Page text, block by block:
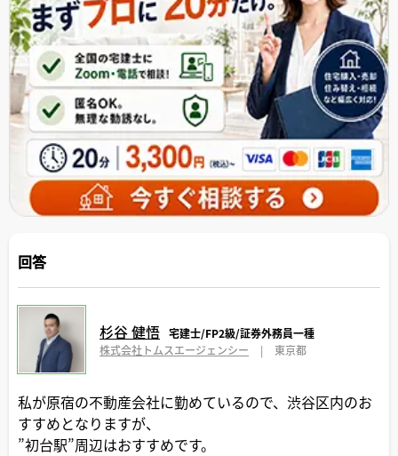
回答
杉谷 健悟 宅建士/FP2級/証券外務員一種
株式会社トムスエージェンシー
| 東京都
私が原宿の不動産会社に勤めているので、渋谷区内のお
すすめとなりますが、
”初台駅”周辺はおすすめです。